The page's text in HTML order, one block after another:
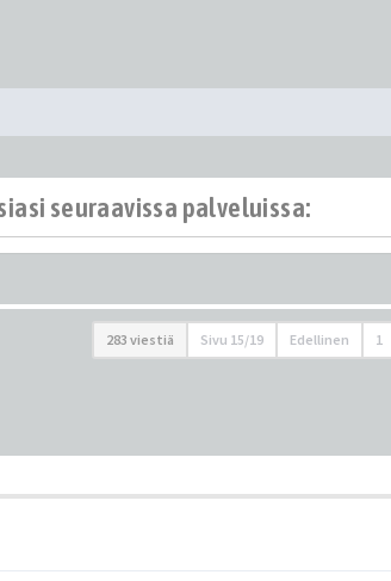
seuraavissa palveluissa:
283 viestiä Sivu 15/19 Edellinen 1